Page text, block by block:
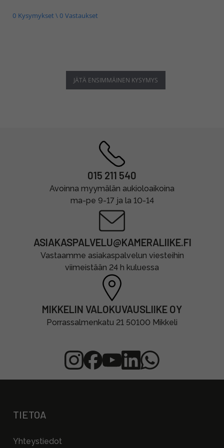
0 Kysymykset \ 0 Vastaukset
JÄTÄ ENSIMMÄINEN KYSYMYS
015 211 540
Avoinna myymälän aukioloaikoina
ma-pe 9-17 ja la 10-14
ASIAKASPALVELU@KAMERALIIKE.FI
Vastaamme asiakaspalvelun viesteihin
viimeistään 24 h kuluessa
MIKKELIN VALOKUVAUSLIIKE OY
Porrassalmenkatu 21 50100 Mikkeli
TIETOA
Yhteystiedot